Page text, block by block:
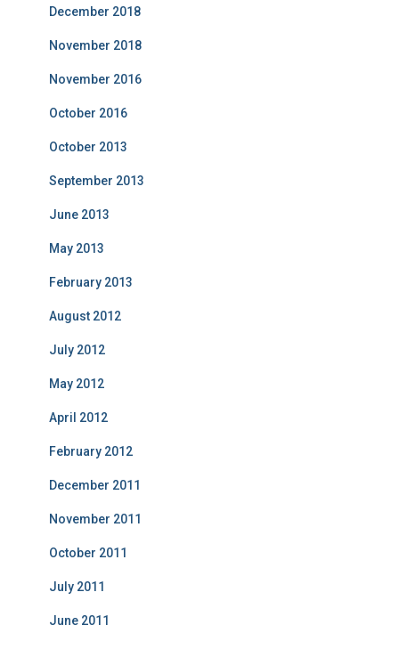
December 2018
November 2018
November 2016
October 2016
October 2013
September 2013
June 2013
May 2013
February 2013
August 2012
July 2012
May 2012
April 2012
February 2012
December 2011
November 2011
October 2011
July 2011
June 2011